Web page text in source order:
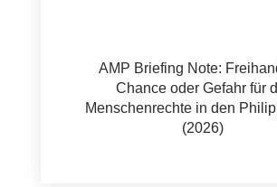
AMP Briefing Note:
Chance oder Gefahr für
Menschenrechte in den
(2026)